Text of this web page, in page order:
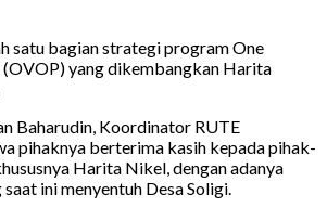
satu bagian strategi program One
yang dikembangkan Harita
Baharudin, Koordinator RUTE
pihaknya berterima kasih kepada pihak-
Harita Nikel, dengan adanya
ini menyentuh Desa Soligi.